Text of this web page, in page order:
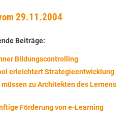
29.11.2004
Beiträge:
Bildungscontrolling
erleichtert Strategieentwicklung
müssen zu Architekten des Lernens
Förderung von e-Learning